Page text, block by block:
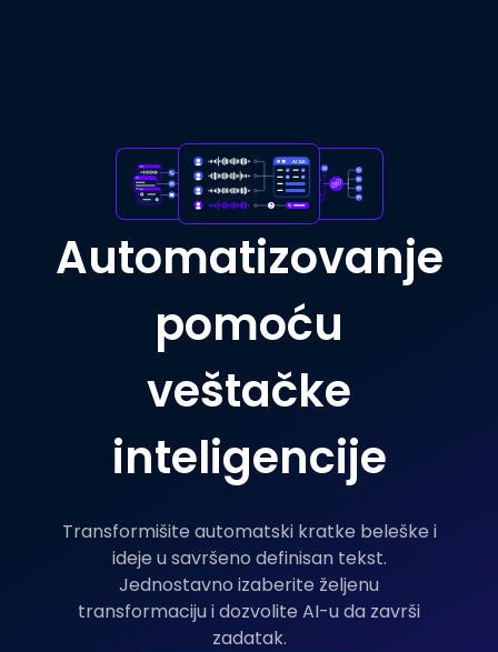
Automatizovanje
pomoću
veštačke
inteligencije
Transformišite automatski kratke beleške i
ideje u savršeno definisan tekst.
Jednostavno izaberite željenu
transformaciju i dozvolite AI-u da završi
zadatak.